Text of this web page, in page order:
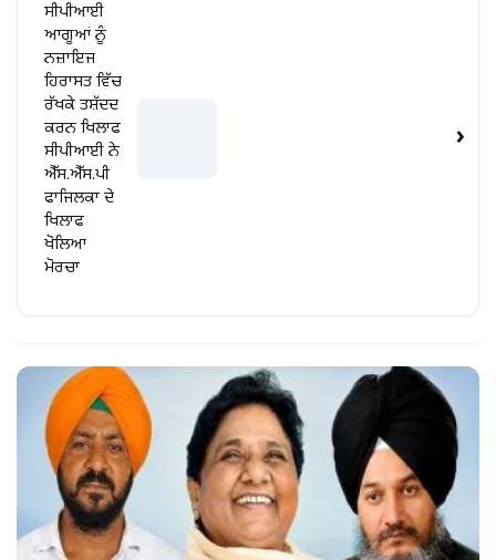
ਸੀਪੀਆਈ
ਆਗੂਆਂ ਨੂੰ
ਨਜ਼ਾਇਜ
ਹਿਰਾਸਤ ਵਿੱਚ
ਰੱਖਕੇ ਤਸ਼ੱਦਦ
ਕਰਨ ਖਿਲਾਫ
ਸੀਪੀਆਈ ਨੇ
ਐੱਸ.ਐੱਸ.ਪੀ
ਫਾਜਿਲਕਾ ਦੇ
ਖਿਲਾਫ
ਖੋਲਿਆ
ਮੋਰਚਾ
›